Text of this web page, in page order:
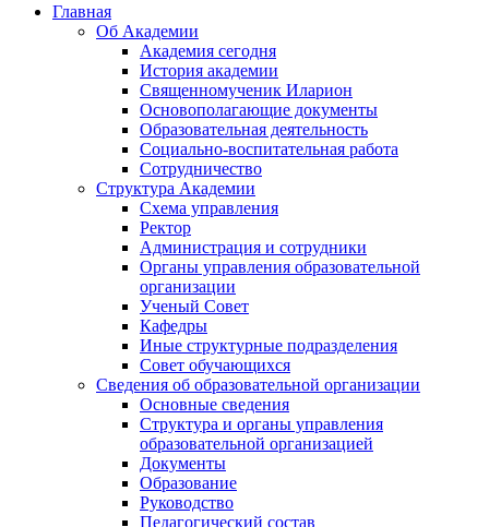
Главная
Об Академии
Академия сегодня
История академии
Священномученик Иларион
Основополагающие документы
Образовательная деятельность
Социально-воспитательная работа
Сотрудничество
Структура Академии
Схема управления
Ректор
Администрация и сотрудники
Органы управления образовательной
организации
Ученый Совет
Кафедры
Иные структурные подразделения
Совет обучающихся
Сведения об образовательной организации
Основные сведения
Структура и органы управления
образовательной организацией
Документы
Образование
Руководство
Педагогический состав